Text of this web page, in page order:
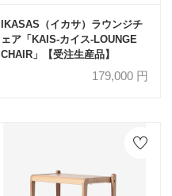
IKASAS（イカサ）ラウンジチ
ェア「KAIS-カイス-LOUNGE
CHAIR」【受注生産品】
179,000 円